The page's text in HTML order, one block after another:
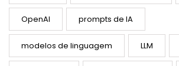
OpenAI prompts de IA
modelos de linguagem LLM